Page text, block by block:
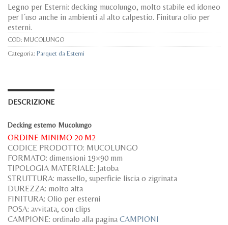
Legno per Esterni: decking mucolungo, molto stabile ed idoneo
per l´uso anche in ambienti al alto calpestio. Finitura olio per
esterni.
COD: MUCOLUNGO
Categoria: Parquet da Esterni
DESCRIZIONE
Decking esterno Mucolungo
ORDINE MINIMO 20 M2
CODICE PRODOTTO: MUCOLUNGO
FORMATO: dimensioni 19×90 mm
TIPOLOGIA MATERIALE: Jatoba
STRUTTURA: massello, superficie liscia o zigrinata
DUREZZA: molto alta
FINITURA: Olio per esterni
POSA: avvitata, con clips
CAMPIONE: ordinalo alla pagina CAMPIONI